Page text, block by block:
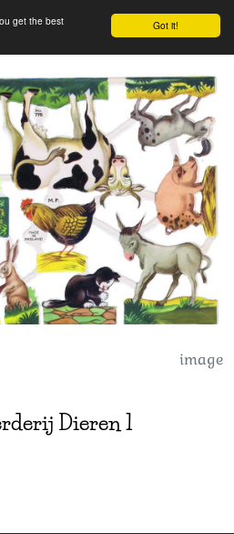
Got it!
get the best
image
Dieren 1